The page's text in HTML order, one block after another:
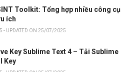
Toolkit: Tổng hợp nhiều công cụ
ích
- UPDATED ON 25/07/2025
Key Sublime Text 4 – Tải Sublime
Key